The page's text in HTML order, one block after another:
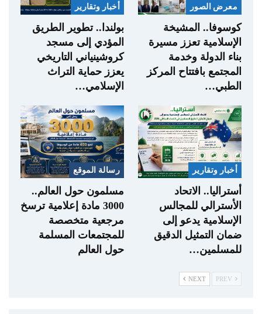
معرض الصور
كوسوفا.. المشيخة
الإسلامية تعزز مسيرة
بناء الدولة وخدمة
المجتمع بافتتاح المركز
الطبي…
أخبار وتقارير
بولندا.. تطوير الطريق
المؤدي إلى مسجد
كروشينياني التاريخي
يعزز حماية التراث
الإسلامي…
أخبار وتقارير
أستراليا.. الاتحاد
الأسترالي للمجالس
الإسلامية يدعو إلى
ضمان التمثيل الدقيق
للمسلمين…
رسالة الموقع
مسلمون حول العالم..
3000 مادة إعلامية ترسخ
مرجعية متخصصة
للمجتمعات المسلمة
حول العالم
NEXT